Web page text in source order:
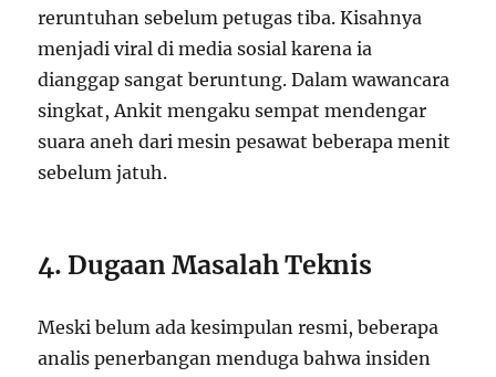
reruntuhan sebelum petugas tiba. Kisahnya
menjadi viral di media sosial karena ia
dianggap sangat beruntung. Dalam wawancara
singkat, Ankit mengaku sempat mendengar
suara aneh dari mesin pesawat beberapa menit
sebelum jatuh.
4. Dugaan Masalah Teknis
Meski belum ada kesimpulan resmi, beberapa
analis penerbangan menduga bahwa insiden